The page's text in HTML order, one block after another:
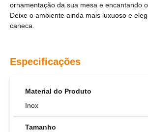
ornamentação da sua mesa e encantando
Deixe o ambiente ainda mais luxuoso e
caneca.
Especificações
Material do Produto
Inox
Tamanho